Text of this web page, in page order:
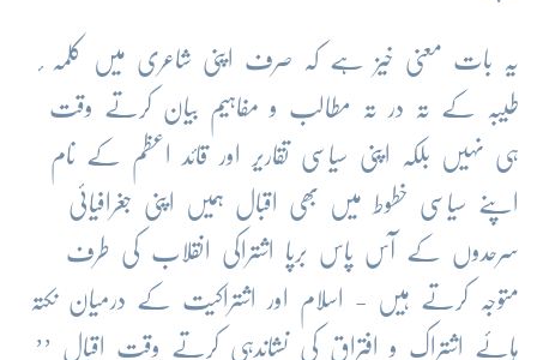
یہ بات معنی خیز ہے کہ صرف اپنی شاعری میں کلمہ ٔ
طیبہ کے تہ در تہ مطالب و مفاہیم بیان کرتے وقت
ہی نہیں بلکہ اپنی سیاسی تقاریر اور قائد اعظم کے نام
اپنے سیاسی خطوط میں بھی اقبال ہمیں اپنی جغرافیائی
سرحدوں کے آس پاس برپا اشتراکی انقلاب کی طرف
متوجہ کرتے ہیں - اسلام اور اشتراکیت کے درمیان نکتہ
ہائے اشتراک و افتراق کی نشاندہی کرتے وقت اقبال ’’